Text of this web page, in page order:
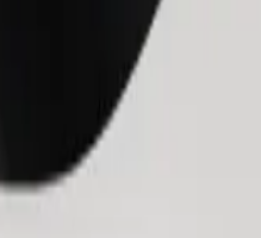
อยู่ใช่ไหม มาดูบริการข